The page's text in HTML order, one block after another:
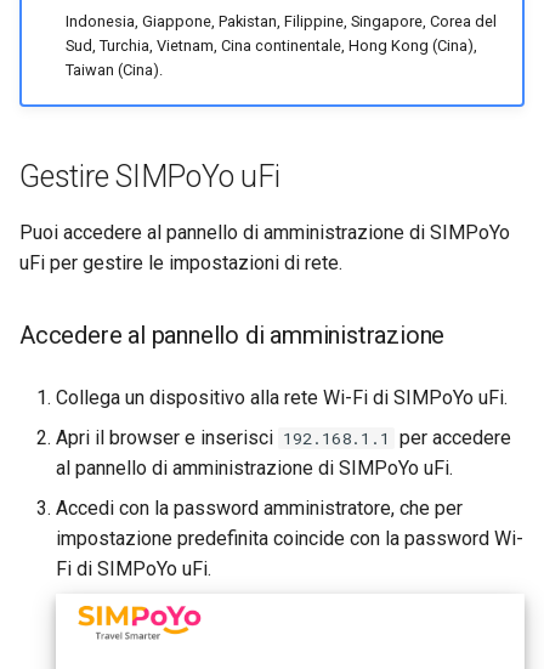
Indonesia, Giappone, Pakistan, Filippine, Singapore, Corea del
Sud, Turchia, Vietnam, Cina continentale, Hong Kong (Cina),
Taiwan (Cina).
Gestire SIMPoYo uFi
Puoi accedere al pannello di amministrazione di SIMPoYo
uFi per gestire le impostazioni di rete.
Accedere al pannello di amministrazione
Collega un dispositivo alla rete Wi-Fi di SIMPoYo uFi.
Apri il browser e inserisci 192.168.1.1
per accedere
al pannello di amministrazione di SIMPoYo uFi.
Accedi con la password amministratore, che per
impostazione predefinita coincide con la password Wi-
Fi di SIMPoYo uFi.